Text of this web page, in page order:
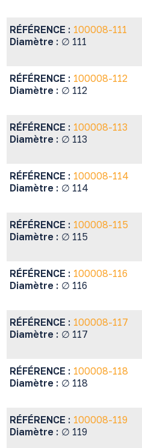
RÉFÉRENCE : 100008-111
Diamètre : ∅ 111
RÉFÉRENCE : 100008-112
Diamètre : ∅ 112
RÉFÉRENCE : 100008-113
Diamètre : ∅ 113
RÉFÉRENCE : 100008-114
Diamètre : ∅ 114
RÉFÉRENCE : 100008-115
Diamètre : ∅ 115
RÉFÉRENCE : 100008-116
Diamètre : ∅ 116
RÉFÉRENCE : 100008-117
Diamètre : ∅ 117
RÉFÉRENCE : 100008-118
Diamètre : ∅ 118
RÉFÉRENCE : 100008-119
Diamètre : ∅ 119